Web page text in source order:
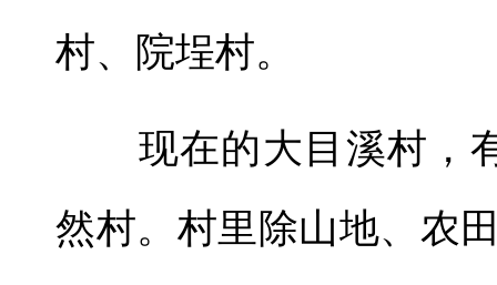
村、院埕村。
现在的大目溪村，有
然村。村里除山地、农